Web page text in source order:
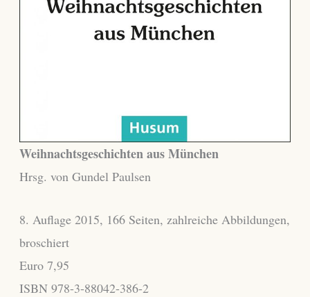
Weihnachtsgeschichten aus München
Hrsg. von Gundel Paulsen
8. Auflage 2015, 166 Seiten, zahlreiche Abbildungen,
broschiert
Euro 7,95
ISBN 978-3-88042-386-2